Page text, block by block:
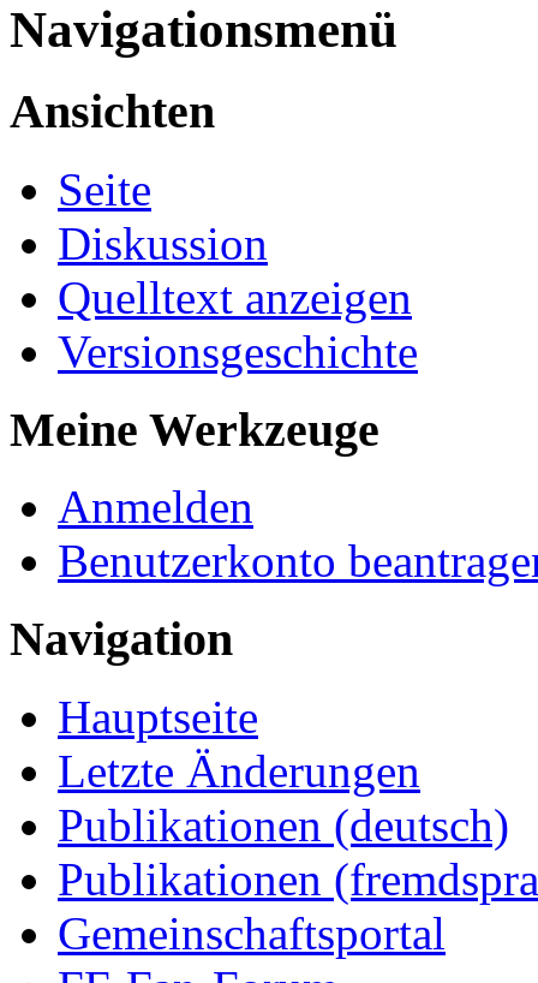
Navigationsmenü
Ansichten
Seite
Diskussion
Quelltext anzeigen
Versionsgeschichte
Meine Werkzeuge
Anmelden
Benutzerkonto
Navigation
Hauptseite
Letzte Änderungen
Publikationen (deutsch)
Publikationen
Gemeinschaftsportal